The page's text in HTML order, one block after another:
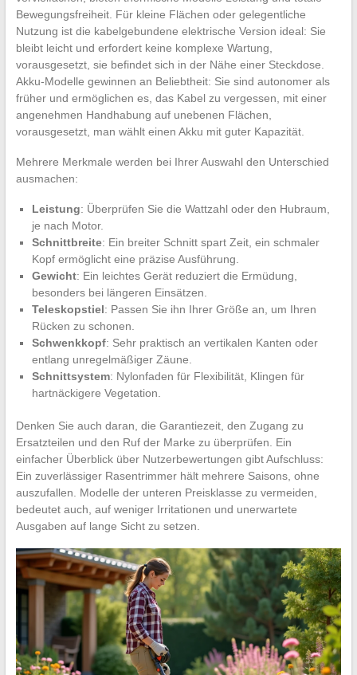
Bewegungsfreiheit. Für kleine Flächen oder gelegentliche
Nutzung ist die kabelgebundene elektrische Version ideal: Sie
bleibt leicht und erfordert keine komplexe Wartung,
vorausgesetzt, sie befindet sich in der Nähe einer Steckdose.
Akku-Modelle gewinnen an Beliebtheit: Sie sind autonomer als
früher und ermöglichen es, das Kabel zu vergessen, mit einer
angenehmen Handhabung auf unebenen Flächen,
vorausgesetzt, man wählt einen Akku mit guter Kapazität.
Mehrere Merkmale werden bei Ihrer Auswahl den Unterschied
ausmachen:
Leistung: Überprüfen Sie die Wattzahl oder den Hubraum,
je nach Motor.
Schnittbreite: Ein breiter Schnitt spart Zeit, ein schmaler
Kopf ermöglicht eine präzise Ausführung.
Gewicht: Ein leichtes Gerät reduziert die Ermüdung,
besonders bei längeren Einsätzen.
Teleskopstiel: Passen Sie ihn Ihrer Größe an, um Ihren
Rücken zu schonen.
Schwenkkopf: Sehr praktisch an vertikalen Kanten oder
entlang unregelmäßiger Zäune.
Schnittsystem: Nylonfaden für Flexibilität, Klingen für
hartnäckigere Vegetation.
Denken Sie auch daran, die Garantiezeit, den Zugang zu
Ersatzteilen und den Ruf der Marke zu überprüfen. Ein
einfacher Überblick über Nutzerbewertungen gibt Aufschluss:
Ein zuverlässiger Rasentrimmer hält mehrere Saisons, ohne
auszufallen. Modelle der unteren Preisklasse zu vermeiden,
bedeutet auch, auf weniger Irritationen und unerwartete
Ausgaben auf lange Sicht zu setzen.